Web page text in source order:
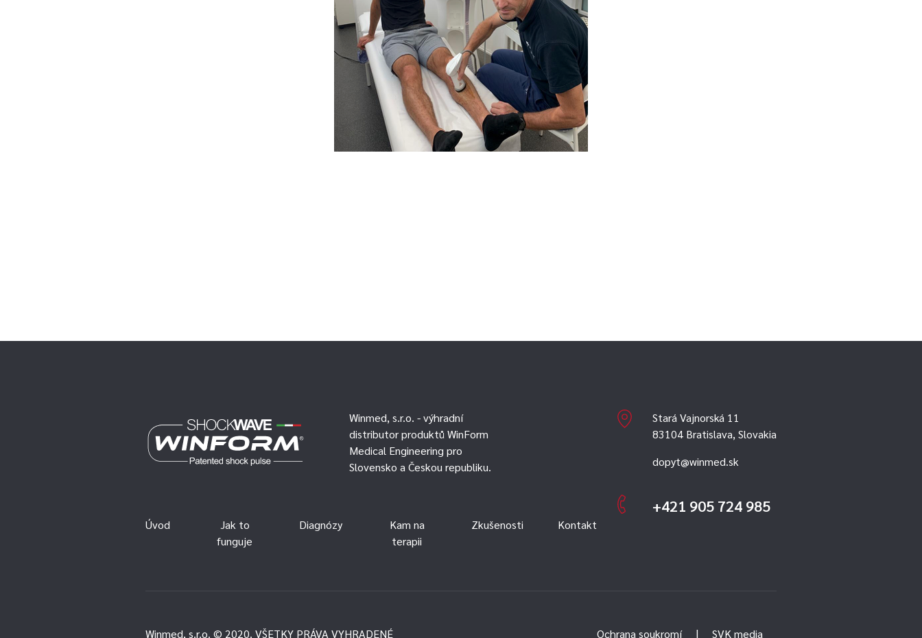
Winmed, s.r.o. - výhradní
distributor produktů WinForm
Medical Engineering pro
Slovensko a Českou republiku.
Úvod
Jak to
funguje
Diagnózy
Kam na
terapii
Zkušenosti Kontakt
Stará Vajnorská 11
83104 Bratislava, Slovakia
dopyt@winmed.sk
+421 905 724 985
Winmed, s.r.o. © 2020. VŠETKY PRÁVA VYHRADENÉ Ochrana soukromí SVK media